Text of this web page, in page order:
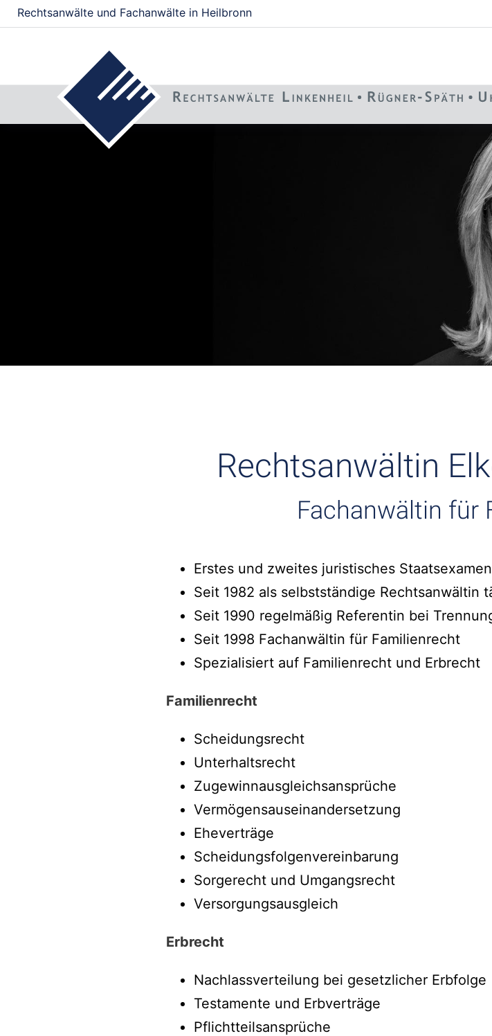
Rechtsanwälte und Fachanwälte in Heilbronn
Rechtsanwältin
Fachanwältin für
Erstes und zweites juristisches
Seit 1982 als selbstständige Rechtsanwältin
Seit 1990 regelmäßig Referentin bei
Seit 1998 Fachanwältin für Familienrecht
Spezialisiert auf Familienrecht und Erbrecht
Familienrecht
Scheidungsrecht
Unterhaltsrecht
Zugewinnausgleichsansprüche
Vermögensauseinandersetzung
Eheverträge
Scheidungsfolgenvereinbarung
Sorgerecht und Umgangsrecht
Versorgungsausgleich
Erbrecht
Nachlassverteilung bei gesetzlicher Erbfolge
Testamente und Erbverträge
Pflichtteilsansprüche